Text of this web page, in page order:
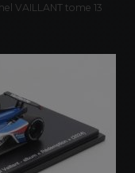
VAILLANT tome 13